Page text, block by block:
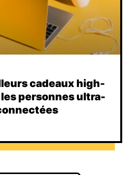
cadeaux high-
personnes ultra-